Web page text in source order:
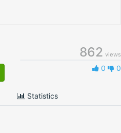
862 views
0 0
Statistics